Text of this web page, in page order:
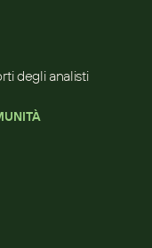
degli analisti